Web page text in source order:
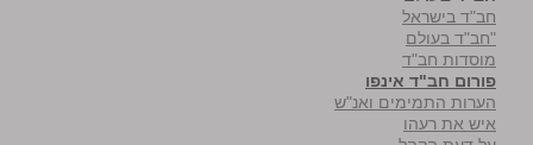
חב"ד בישראל
"חב"ד בעולם
מוסדות חב"ד
פורום חב"ד אינפו
הערות התמימים ואנ"ש
איש את רעהו